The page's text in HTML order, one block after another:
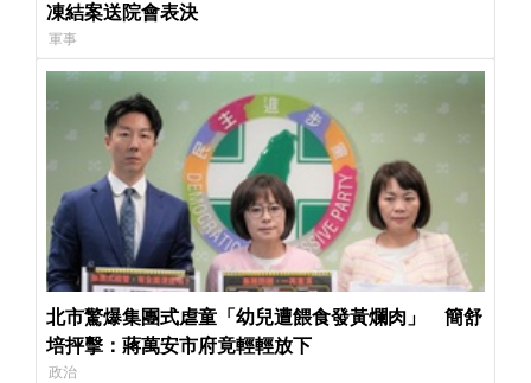
凍結案送院會表決
軍事
北市驚爆集團式虐童「幼兒遭餵食發黃爛肉」 簡舒
培抨擊：蔣萬安市府竟輕輕放下
政治